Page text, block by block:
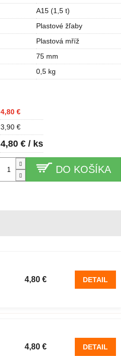
DO KOŠÍKA
A15 (1,5 t)
Plastové žľaby
Plastová mříž
75 mm
0,5 kg
4,80 €
3,90 €
4,80 € / ks
4,80 € DETAIL
4,80 € DETAIL